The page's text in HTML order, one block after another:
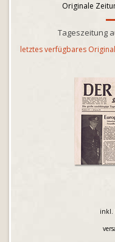
Originale
Tageszeitung
letztes verfügbares
inkl.